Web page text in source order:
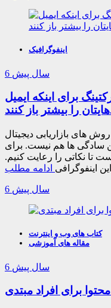
اینفوگرافیک
6 سال پیش
مارکتینگ برای اینکه ایمیل
باز کنند.
های بازاریابی دیجیتال
سادگی ها هم نیست. برای
تا نکاتی را رعایت کنیم.
اینفوگرافی ادامه مطلب
6 سال پیش
کتاب های وب و اینترنت
مقاله های آموزشی
6 سال پیش
برای افراد مبتدی